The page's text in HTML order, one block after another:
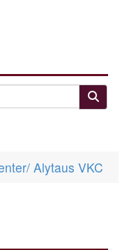
Alytaus VKC